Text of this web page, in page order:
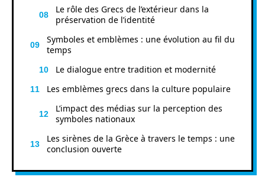
Le rôle des Grecs de l’extérieur dans la
préservation de l’identité
Symboles et emblèmes : une évolution au fil du
temps
Le dialogue entre tradition et modernité
Les emblèmes grecs dans la culture populaire
L’impact des médias sur la perception des
symboles nationaux
Les sirènes de la Grèce à travers le temps : une
conclusion ouverte